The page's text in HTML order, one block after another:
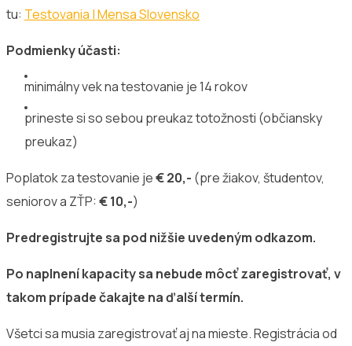
tu: Testovania | Mensa Slovensko
Podmienky účasti:
minimálny vek na testovanie je 14 rokov
prineste si so sebou preukaz totožnosti (občiansky
preukaz)
Poplatok za testovanie je€ 20,- (pre žiakov, študentov,
seniorov a ZŤP:€ 10,-)
Predregistrujte sa pod nižšie uvedeným odkazom.
Po naplnení kapacity sa nebude môcť zaregistrovať, v
takom prípade čakajte na ďalší termín.
Všetci sa musia zaregistrovať aj na mieste. Registrácia od